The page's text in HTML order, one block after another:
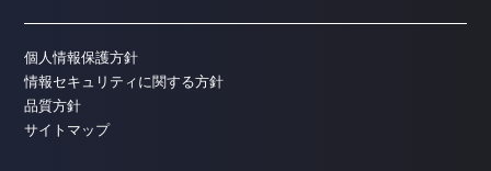
個人情報保護方針
情報セキュリティに関する方針
品質方針
サイトマップ